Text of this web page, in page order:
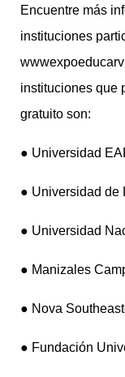
Encuentre más
instituciones
instituciones que
gratuito son:
● Universidad
● Universidad de
● Universidad
● Manizales
● Nova
● Fundación